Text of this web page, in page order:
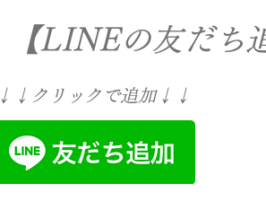
【LINEの友だち
↓↓クリックで追加↓↓